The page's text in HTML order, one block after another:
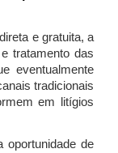
e gratuita, a
tratamento das
eventualmente
tradicionais
em litígios
oportunidade de